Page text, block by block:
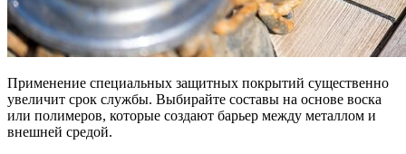
Применение специальных защитных покрытий существенно
увеличит срок службы. Выбирайте составы на основе воска
или полимеров, которые создают барьер между металлом и
внешней средой.